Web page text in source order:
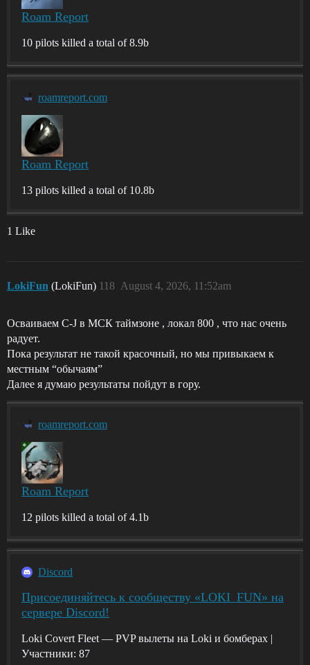
Roam Report
10 pilots killed a total of 8.9b
roamreport.com
Roam Report
13 pilots killed a total of 10.8b
1 Like
LokiFun (LokiFun) August 4, 2026, 11:52am
118
Осваиваем C-J в МСК таймзоне , локал 800 , что нас очень
радует.
Пока результат не такой красочный, но мы привыкаем к
местным “обычаям”
Далее я думаю результаты пойдут в гору.
roamreport.com
Roam Report
12 pilots killed a total of 4.1b
Discord
Присоединяйтесь к сообществу «LOKI_FUN» на
сервере Discord!
Loki Covert Fleet — PVP вылеты на Loki и бомберах |
Участники: 87